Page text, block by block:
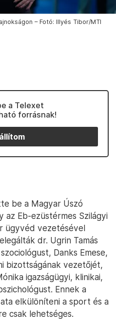
– Fotó: Illyés Tibor/MTI
a Telexet
forrásnak!
be a Magyar Úszó
az Eb-ezüstérmes Szilágyi
ügyvéd vezetésével
dr. Ugrin Tamás
Danks Emese,
bizottságának vezetőjét,
igazságügyi, klinikai,
Ennek a
elkülöníteni a sport és a
csak lehetséges.